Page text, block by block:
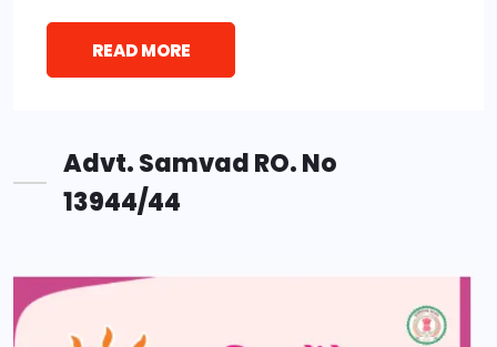
READ MORE
Advt. Samvad RO. No
13944/44